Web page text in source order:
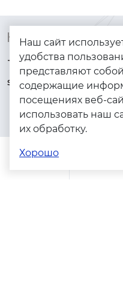
Контакты
+7 (925) 144-64-73
Помощь
Наш сайт
удобства
представляют
содержащие
посещениях веб-
использовать наш
их обработку.
Хорошо